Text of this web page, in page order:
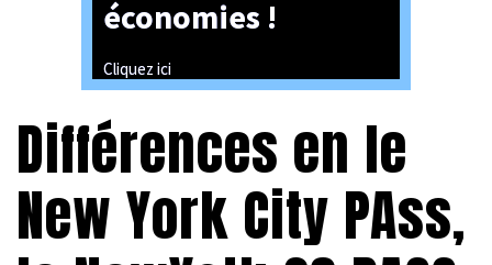
économies !
Cliquez ici
Différences en le
New York City PAss,